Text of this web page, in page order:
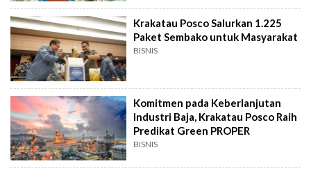
Krakatau Posco Salurkan 1.225
Paket Sembako untuk Masyarakat
BISNIS
Komitmen pada Keberlanjutan
Industri Baja, Krakatau Posco Raih
Predikat Green PROPER
BISNIS